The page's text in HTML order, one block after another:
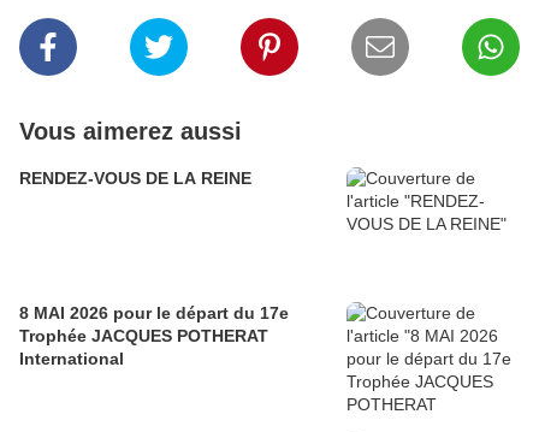
Vous aimerez aussi
RENDEZ-VOUS DE LA REINE
8 MAI 2026 pour le départ du 17e
Trophée JACQUES POTHERAT
International